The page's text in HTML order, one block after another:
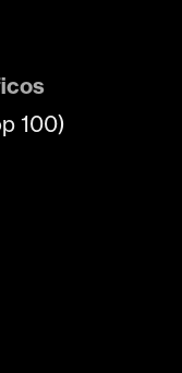
100)